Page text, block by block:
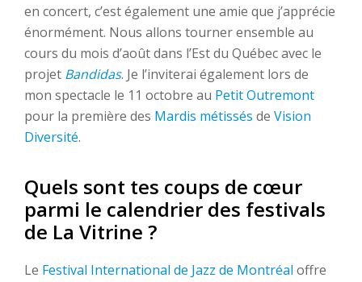
en concert, c’est également une amie que j’apprécie
énormément. Nous allons tourner ensemble au
cours du mois d’août dans l’Est du Québec avec le
projet Bandidas. Je l’inviterai également lors de
mon spectacle le 11 octobre au Petit Outremont
pour la première des Mardis métissés de Vision
Diversité.
Quels sont tes coups de cœur
parmi le calendrier des festivals
de La Vitrine ?
Le Festival International de Jazz de Montréal offre